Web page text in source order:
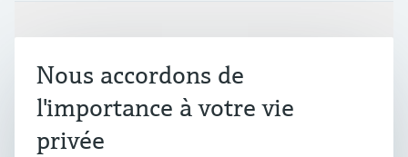
Produits et services
Industries
Nous accordons de
l'importance à votre vie
privée